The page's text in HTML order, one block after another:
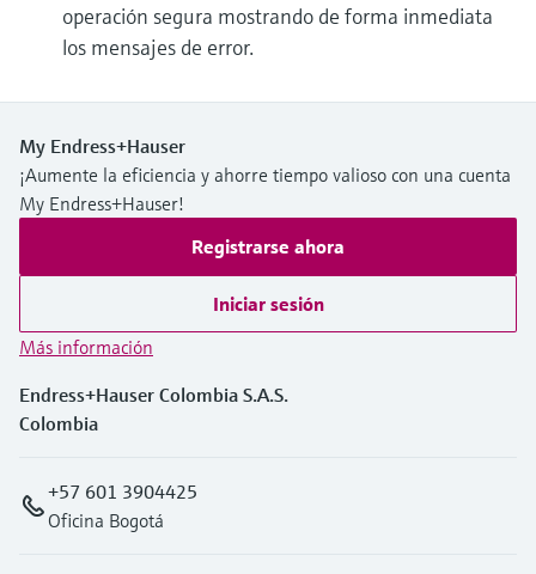
operación segura mostrando de forma inmediata
los mensajes de error.
My Endress+Hauser
¡Aumente la eficiencia y ahorre tiempo valioso con una cuenta
My Endress+Hauser!
Registrarse ahora
Iniciar sesión
Más información
Endress+Hauser Colombia S.A.S.
Colombia
+57 601 3904425
Oficina Bogotá